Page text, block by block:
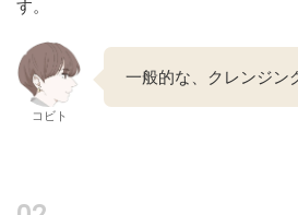
す。
コビト
一般的な、クレンジン